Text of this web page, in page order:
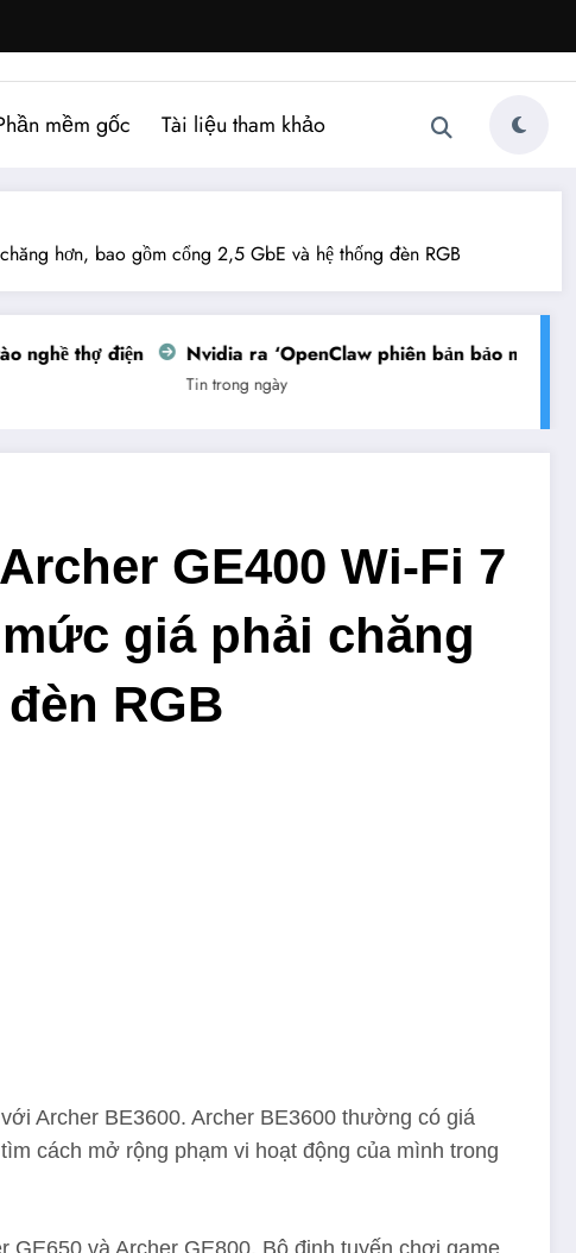
mềm gốc Tài liệu tham khảo
hơn, bao gồm cổng 2,5 GbE và hệ thống đèn RGB
thợ điện Nvidia ra ‘OpenClaw phiên bản bảo mật’
Tin trong ngày
GE400 Wi-Fi 7
giá phải chăng
RGB
Archer BE3600. Archer BE3600 thường có giá
cách mở rộng phạm vi hoạt động của mình trong
và Archer GE800. Bộ định tuyến chơi game